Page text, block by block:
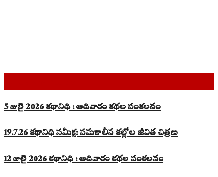
5 జులై 2026 కథానిధి : ఆదివారం కథల సంకలనం
19.7.26 కథానిధి సమీక్ష: సమకాలీన కల్లోల జీవిత చిత్రణ
12 జులై 2026 కథానిధి : ఆదివారం కథల సంకలనం